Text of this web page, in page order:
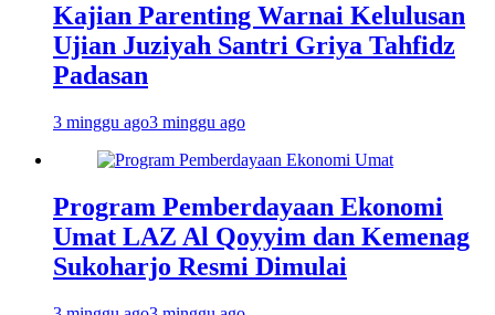
Kajian Parenting Warnai Kelulusan
Ujian Juziyah Santri Griya Tahfidz
Padasan
3 minggu ago3 minggu ago
Program Pemberdayaan Ekonomi
Umat LAZ Al Qoyyim dan Kemenag
Sukoharjo Resmi Dimulai